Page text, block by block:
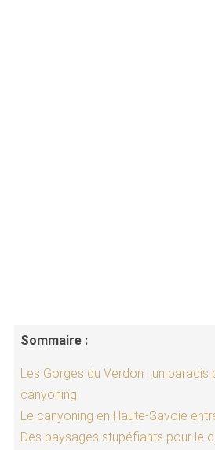
Sommaire :
Les Gorges du Verdon : un
canyoning
Le canyoning en Haute-Savoie
Des paysages stupéfiants pour le